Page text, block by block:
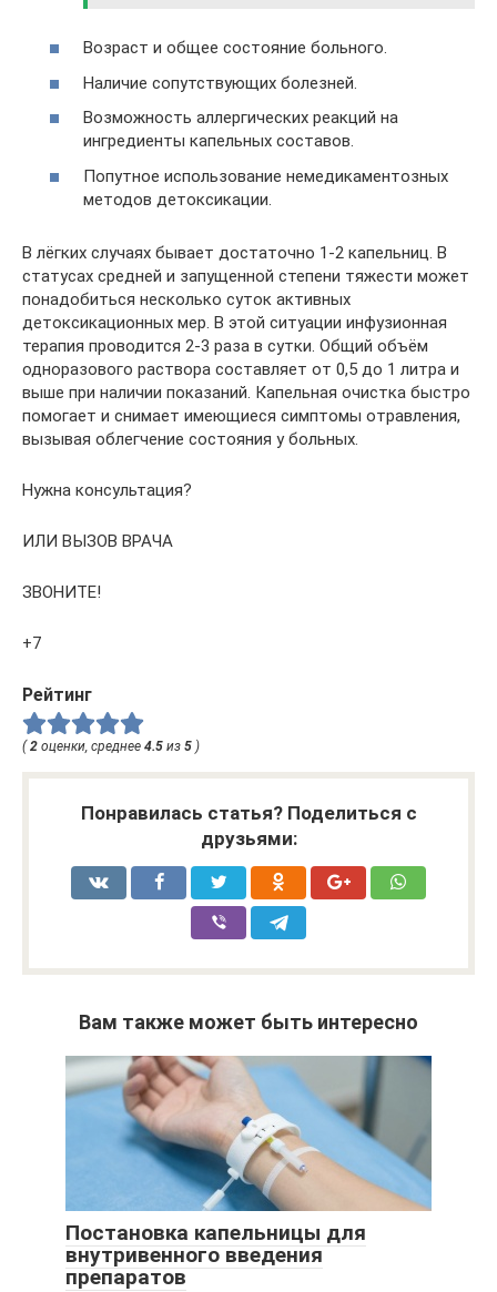
Возраст и общее состояние больного.
Наличие сопутствующих болезней.
Возможность аллергических реакций на
ингредиенты капельных составов.
Попутное использование немедикаментозных
методов детоксикации.
В лёгких случаях бывает достаточно 1-2 капельниц. В
статусах средней и запущенной степени тяжести может
понадобиться несколько суток активных
детоксикационных мер. В этой ситуации инфузионная
терапия проводится 2-3 раза в сутки. Общий объём
одноразового раствора составляет от 0,5 до 1 литра и
выше при наличии показаний. Капельная очистка быстро
помогает и снимает имеющиеся симптомы отравления,
вызывая облегчение состояния у больных.
Нужна консультация?
ИЛИ ВЫЗОВ ВРАЧА
ЗВОНИТЕ!
+7
Рейтинг
( 2 оценки, среднее 4.5 из 5 )
Понравилась статья? Поделиться с
друзьями:
Вам также может быть интересно
Постановка капельницы для
внутривенного введения
препаратов